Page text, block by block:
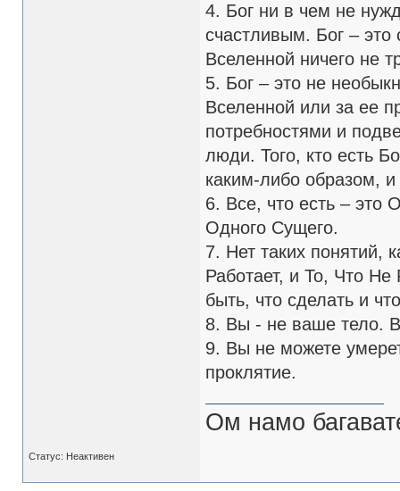
4. Бог ни в чем не
счастливым. Бог – это
Вселенной ничего не
5. Бог – это не
Вселенной или за ее
потребностями и
люди. Того, кто есть
каким-либо образом,
6. Все, что есть – это
Одного Сущего.
7. Нет таких понятий,
Работает, и То, Что Не
быть, что сделать и
8. Вы - не ваше тело.
9. Вы не можете
проклятие.
Ом намо
Статус: Неактивен